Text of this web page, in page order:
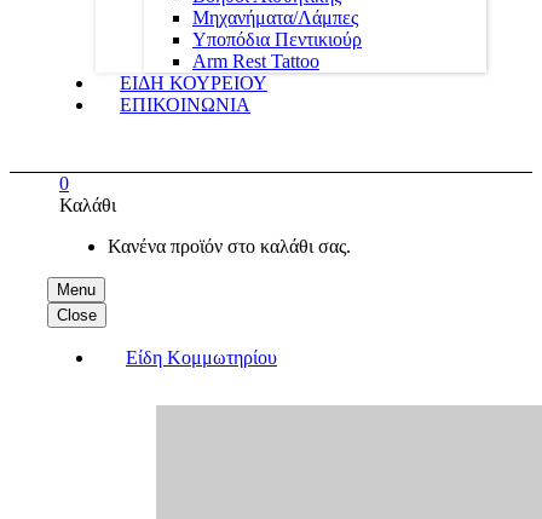
Μηχανήματα/Λάμπες
Υποπόδια Πεντικιούρ
Arm Rest Tattoo
ΕΙΔΗ ΚΟΥΡΕΙΟΥ
ΕΠΙΚΟΙΝΩΝΙΑ
Menu
Close
Είδη Κομμωτηρίου
0
Καλάθι
Κανένα προϊόν στο καλάθι σας.